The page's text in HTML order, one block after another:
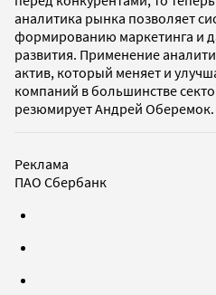
аналитика рынка позволяет
формированию маркетинга и
развития. Применение
актив, который меняет и
компаний в большинстве
резюмирует Андрей Оберемок.
Реклама
ПАО Сбербанк